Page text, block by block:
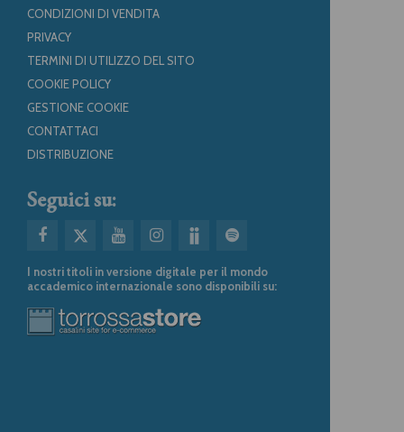
CONDIZIONI DI VENDITA
PRIVACY
TERMINI DI UTILIZZO DEL SITO
COOKIE POLICY
GESTIONE COOKIE
CONTATTACI
DISTRIBUZIONE
Seguici su:
I nostri titoli in versione digitale per il mondo
accademico internazionale sono disponibili su: